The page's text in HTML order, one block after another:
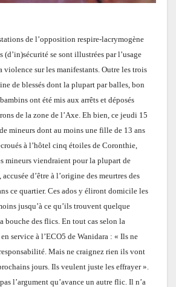
de l’opposition respire-lacrymogène
(d’in)sécurité se sont illustrées par l’usage
sur les manifestants. Outre les trois
de blessés dont la plupart par balles, bon
ont été mis aux arrêts et déposés
de la zone de l’Axe. Eh bien, ce jeudi 15
mineurs dont au moins une fille de 13 ans
à l’hôtel cinq étoiles de Coronthie,
mineurs viendraient pour la plupart de
d’être à l’origine des meurtres des
ce quartier. Ces ados y éliront domicile les
jusqu’à ce qu’ils trouvent quelque
bouche des flics. En tout cas selon la
service à l’ECO5 de Wanidara : « Ils ne
Mais ne craignez rien ils vont
jours. Ils veulent juste les effrayer ».
l’argument qu’avance un autre flic. Il n’a